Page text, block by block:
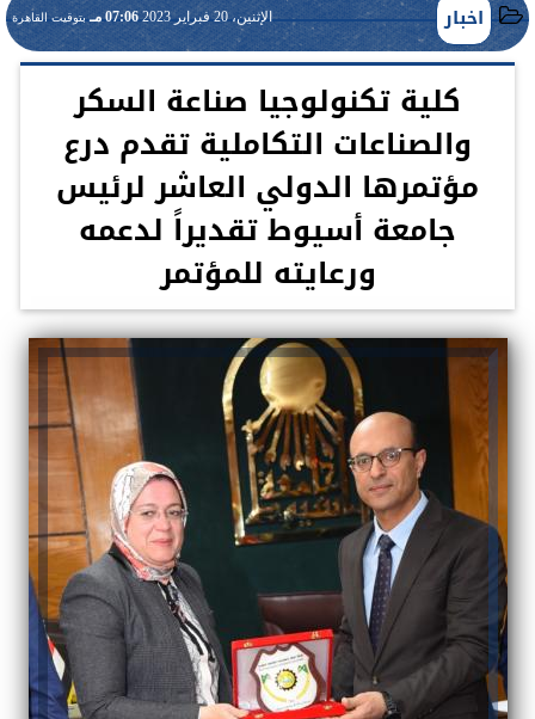
اخبار الإثنين، 20 فبراير 2023 07:06 مـ بتوقيت القاهرة
كلية تكنولوجيا صناعة السكر
والصناعات التكاملية تقدم درع
مؤتمرها الدولي العاشر لرئيس
جامعة أسيوط تقديراً لدعمه
ورعايته للمؤتمر